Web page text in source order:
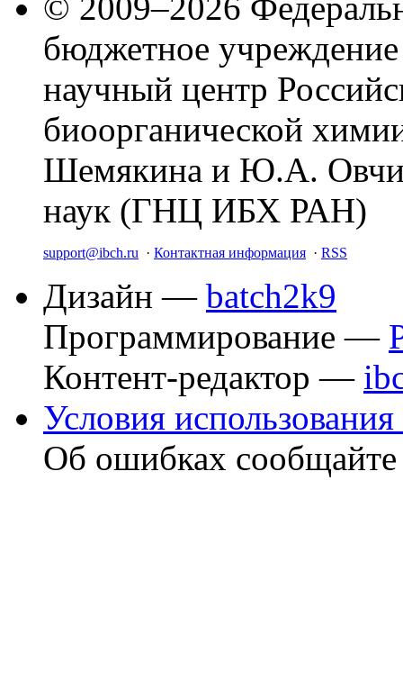
бюджетное
научный центр
биоорганической
Шемякина и Ю.А.
наук (ГНЦ ИБХ РАН)
support@ibch.ru · Контактная информация · RSS
Дизайн — batch2k9
Программирование —
Контент-редактор —
Условия использования
Об ошибках